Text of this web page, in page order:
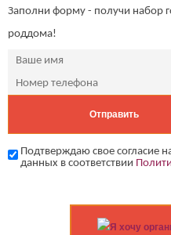
Заполни форму - получи набор
роддома!
Подтверждаю свое согласие
данных в соответствии
Я хочу